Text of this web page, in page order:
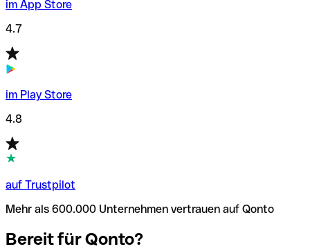
im App Store
4.7
im Play Store
4.8
auf Trustpilot
Mehr als 600.000 Unternehmen vertrauen auf Qonto
Bereit für Qonto?